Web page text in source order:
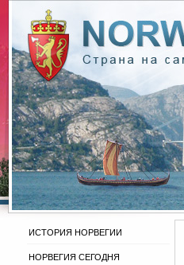
ИСТОРИЯ НОРВЕГИИ
НОРВЕГИЯ СЕГОДНЯ